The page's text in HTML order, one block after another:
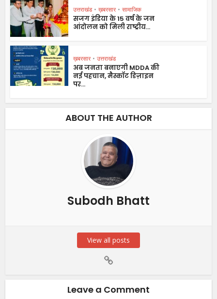
उत्तराखंड • ख़बरसार • सामाजिक
सजग इंडिया के 15 वर्ष के जन
आंदोलन को मिली राष्ट्रीय...
ख़बरसार • उत्तराखंड
अब जनता बनाएगी MDDA की
नई पहचान, मैस्कॉट डिज़ाइन
पर...
ABOUT THE AUTHOR
Subodh Bhatt
View all posts
Leave a Comment